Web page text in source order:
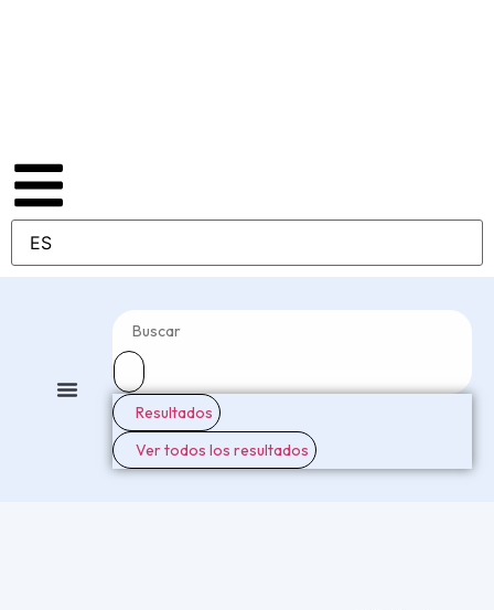
Resultados
Ver todos los resultados